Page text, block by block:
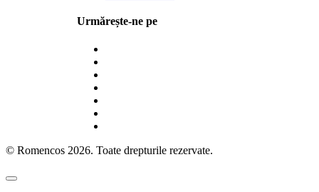
Urmărește-ne pe
© Romencos 2026. Toate drepturile rezervate.